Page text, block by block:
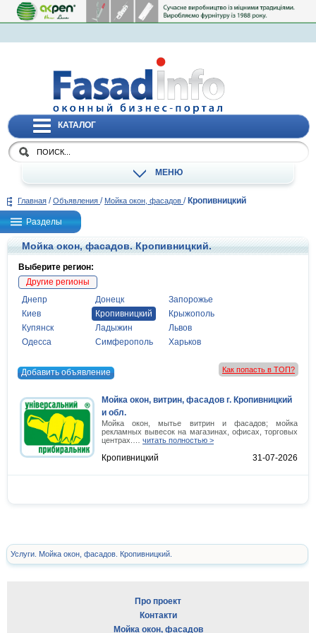
КАТАЛОГ
МЕНЮ
Главная / Объявления / Мойка окон, фасадов / Кропивницкий
Разделы
Мойка окон, фасадов. Кропивницкий.
Выберите регион:
Другие регионы
Днепр
Донецк
Запорожье
Киев
Кропивницкий
Крыжополь
Купянск
Ладыжин
Львов
Одесса
Симферополь Харьков
Добавить объявление Как попасть в ТОП?
Мойка окон, витрин, фасадов г. Кропивницкий
и обл.
Мойка окон, мытье витрин и фасадов; мойка
рекламных вывесок на магазинах, офисах, торговых
центрах.… читать полностью >
Кропивницкий 31-07-2026
Услуги. Мойка окон, фасадов. Кропивницкий.
Про проект
Контакти
Мойка окон, фасадов